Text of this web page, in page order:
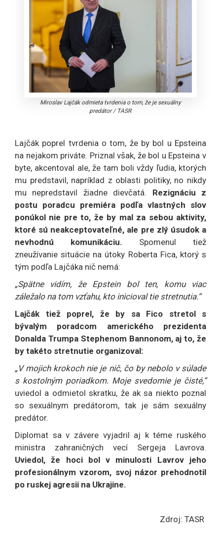
Miroslav Lajčák odmieta tvrdenia o tom, že je sexuálny
predátor/ TASR
Lajčák poprel tvrdenia o tom, že by bol u Epsteina
na nejakom priváte. Priznal však, že bol u Epsteina v
byte, akcentoval ale, že tam boli vždy ľudia, ktorých
mu predstavil, napríklad z oblasti politiky, no nikdy
mu nepredstavil žiadne dievčatá. Rezignáciu z
postu poradcu premiéra podľa vlastných slov
ponúkol nie pre to, že by mal za sebou aktivity,
ktoré sú neakceptovateľné, ale pre zlý úsudok a
nevhodnú komunikáciu. Spomenul tiež
zneužívanie situácie na útoky Roberta Fica, ktorý s
tým podľa Lajčáka nič nemá:
„Spätne vidím, že Epstein bol ten, komu viac
záležalo na tom vzťahu, kto inicioval tie stretnutia.“
Lajčák tiež poprel, že by sa Fico stretol s
bývalým poradcom amerického prezidenta
Donalda Trumpa Stephenom Bannonom, aj to, že
by takéto stretnutie organizoval:
„V mojich krokoch nie je nič, čo by nebolo v súlade
s kostolným poriadkom. Moje svedomie je čisté,“
uviedol a odmietol skratku, že ak sa niekto poznal
so sexuálnym predátorom, tak je sám sexuálny
predátor.
Diplomat sa v závere vyjadril aj k téme ruského
ministra zahraničných vecí Sergeja Lavrova.
Uviedol, že hoci bol v minulosti Lavrov jeho
profesionálnym vzorom, svoj názor prehodnotil
po ruskej agresii na Ukrajine.
Zdroj: TASR